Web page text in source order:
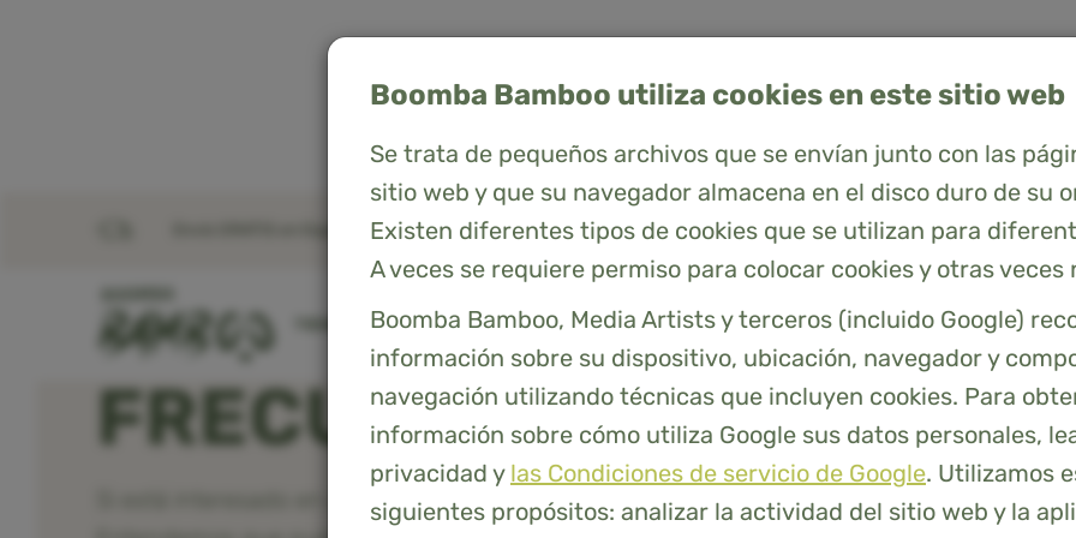
Envío GRATIS en España · Entrega en 4-7 días Quiénes somos Atención al cliente
FUNDAS NÓRDICAS FUNDAS DE ALMOHADA SÁBANAS AJUSTABLES EDREDONES
PREGUNTAS MÁS
FRECUENTES
Si está interesado en utilizar ropa de cama de bambú, ha llegado al lugar adecuado.
Boomba Bamboo utiliza cookies en este sitio web
Se trata de pequeños archivos que se envían junto con las
sitio web y que su navegador almacena en el disco duro de su
Existen diferentes tipos de cookies que se utilizan para
A veces se requiere permiso para colocar cookies y otras veces
Boomba Bamboo, Media Artists y terceros (incluido Google)
información sobre su dispositivo, ubicación, navegador y
navegación utilizando técnicas que incluyen cookies. Para
información sobre cómo utiliza Google sus datos personales,
privacidad y las Condiciones de servicio de Google. Utilizamos
siguientes propósitos: analizar la actividad del sitio web y la